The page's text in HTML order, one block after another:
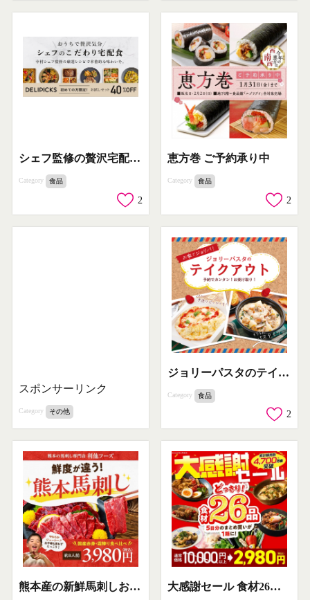
シェフ監修の贅沢宅配食「DELIPICKS」お試しセット
Category 食品
2
恵方巻 ご予約承り中
Category 食品
2
スポンサーリンク
Category その他
ジョリーパスタのテイクアウト（予約で簡単！お受け取り！）
Category 食品
2
熊本産の新鮮馬刺しお取り寄せセット 大感謝セール 食材26品5日分セット